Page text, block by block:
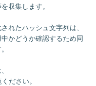
収集します。
れたハッシュ文字列は、
かどうか確認するため同
ださい。